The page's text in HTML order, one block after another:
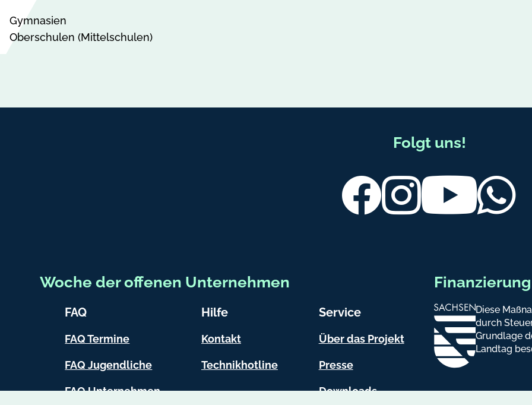
Gymnasien
Oberschulen (Mittelschulen)
Folgt uns!
FacebookInstagram Youtube
Woche der offenen Unternehmen
FAQ
FAQ Termine
FAQ Jugendliche
FAQ Unternehmen
Hilfe
Kontakt
Technikhotline
Service
Über das Projekt
Presse
Downloads
Finanzierung
Diese
durch
Grundlage
Landtag